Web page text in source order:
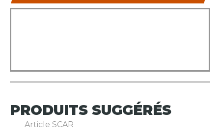
PRODUITS SUGGÉRÉS
Article SCAR